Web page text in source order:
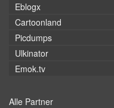
Eblogx
Cartoonland
Picdumps
Ulkinator
Emok.tv
Alle Partner